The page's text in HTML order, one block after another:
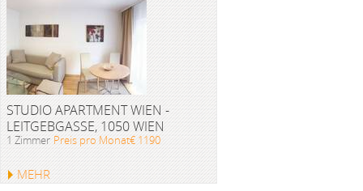
STUDIO APARTMENT WIEN -
LEITGEBGASSE, 1050 WIEN
1 Zimmer Preis pro Monat€ 1190
MEHR